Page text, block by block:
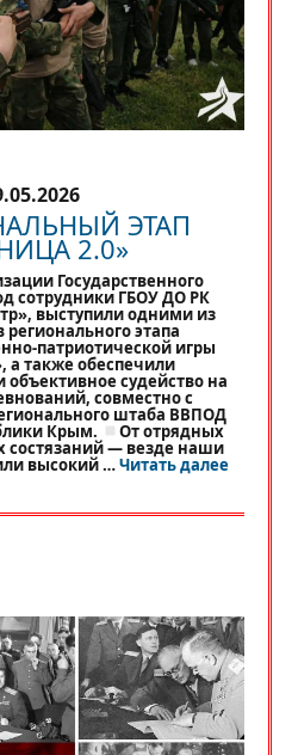
ЭТАП
2.0»
Государственного
сотрудники ГБОУ ДО РК
выступили одними из
регионального этапа
патриотической игры
а также обеспечили
судейство на
совместно с
штаба ВВПОД
Крым. От отрядных
состязаний — везде наши
высокий …Читать далее«